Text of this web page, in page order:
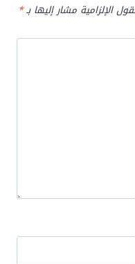
الإلزامية مشار إليها بـ*